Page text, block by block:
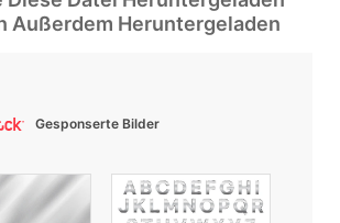
Außerdem Heruntergeladen
Gesponserte Bilder